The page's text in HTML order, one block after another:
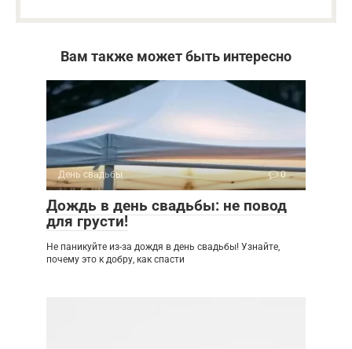
Вам также может быть интересно
День свадьбы 0
Дождь в день свадьбы: не повод
для грусти!
Не паникуйте из-за дождя в день свадьбы! Узнайте,
почему это к добру, как спасти